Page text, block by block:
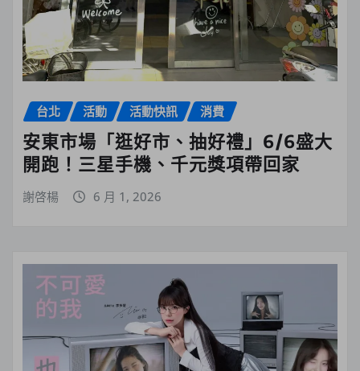
台北 活動 活動快訊 消費
安東市場「逛好市、抽好禮」6/6盛大
開跑！三星手機、千元獎項帶回家
謝啓楊 6 月 1, 2026